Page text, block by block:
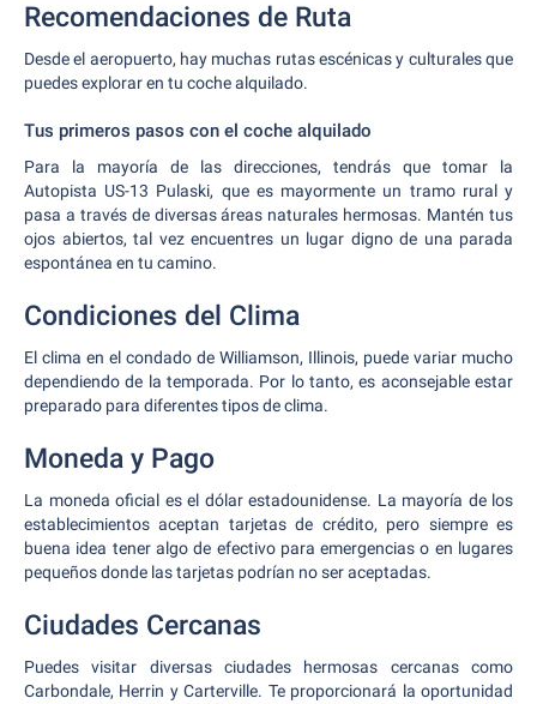
Recomendaciones de Ruta
Desde el aeropuerto, hay muchas rutas escénicas y culturales que
puedes explorar en tu coche alquilado.
Tus primeros pasos con el coche alquilado
Para la mayoría de las direcciones, tendrás que tomar la
Autopista US-13 Pulaski, que es mayormente un tramo rural y
pasa a través de diversas áreas naturales hermosas. Mantén tus
ojos abiertos, tal vez encuentres un lugar digno de una parada
espontánea en tu camino.
Condiciones del Clima
El clima en el condado de Williamson, Illinois, puede variar mucho
dependiendo de la temporada. Por lo tanto, es aconsejable estar
preparado para diferentes tipos de clima.
Moneda y Pago
La moneda oficial es el dólar estadounidense. La mayoría de los
establecimientos aceptan tarjetas de crédito, pero siempre es
buena idea tener algo de efectivo para emergencias o en lugares
pequeños donde las tarjetas podrían no ser aceptadas.
Ciudades Cercanas
Puedes visitar diversas ciudades hermosas cercanas como
Carbondale, Herrin y Carterville. Te proporcionará la oportunidad